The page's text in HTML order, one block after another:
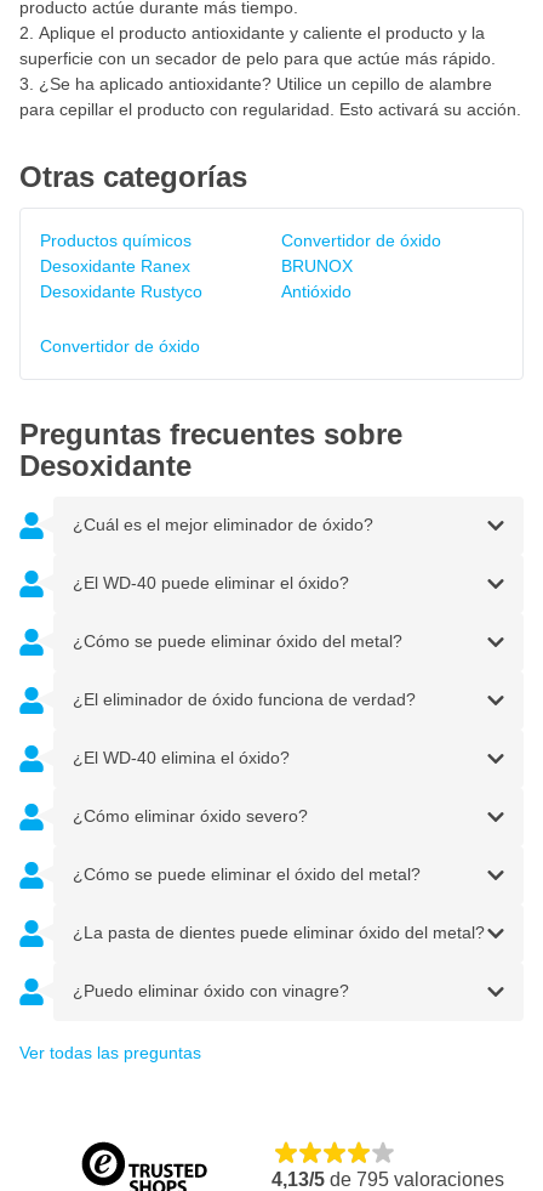
producto actúe durante más tiempo.
Aplique el producto antioxidante y caliente el producto y la
superficie con un secador de pelo para que actúe más rápido.
¿Se ha aplicado antioxidante? Utilice un cepillo de alambre
para cepillar el producto con regularidad. Esto activará su acción.
Otras categorías
Productos químicos
Desoxidante Ranex
Desoxidante Rustyco
Convertidor de óxido
BRUNOX
Antióxido
Convertidor de óxido
Preguntas frecuentes sobre
Desoxidante
¿Cuál es el mejor eliminador de óxido?
¿El WD-40 puede eliminar el óxido?
¿Cómo se puede eliminar óxido del metal?
¿El eliminador de óxido funciona de verdad?
¿El WD-40 elimina el óxido?
¿Cómo eliminar óxido severo?
¿Cómo se puede eliminar el óxido del metal?
¿La pasta de dientes puede eliminar óxido del metal?
¿Puedo eliminar óxido con vinagre?
Ver todas las preguntas
4,13/5 de 795 valoraciones